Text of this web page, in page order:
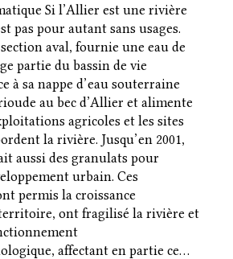
Si l’Allier est une rivière
pas pour autant sans usages.
aval, fournie une eau de
partie du bassin de vie
à sa nappe d’eau souterraine
au bec d’Allier et alimente
agricoles et les sites
la rivière. Jusqu’en 2001,
aussi des granulats pour
urbain. Ces
permis la croissance
ont fragilisé la rivière et
affectant en partie ce…